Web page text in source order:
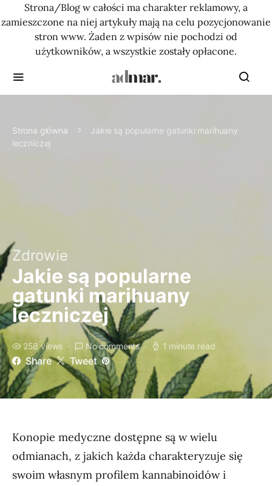
Strona/Blog w całości ma charakter reklamowy, a
zamieszczone na niej artykuły mają na celu pozycjonowanie
stron www. Żaden z wpisów nie pochodzi od
użytkowników, a wszystkie zostały opłacone.
Strona główna
Jakie są popularne gatunki marihuany
leczniczej
Zdrowie
Jakie są popularne
gatunki marihuany
leczniczej
258 views No comments 1 minute read
Share Tweet
Konopie medyczne dostępne są w wielu
odmianach, z jakich każda charakteryzuje się
swoim własnym profilem kannabinoidów i